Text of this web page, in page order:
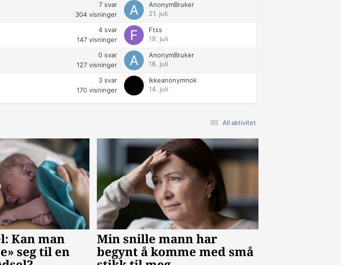
7 svar
304 visninger
AnonymBruker
21. juli
4 svar
147 visninger
Ftss
19. juli
0 svar
127 visninger
AnonymBruker
18. juli
3 svar
170 visninger
Ikkeanonymnok
14. juli
All aktivitet